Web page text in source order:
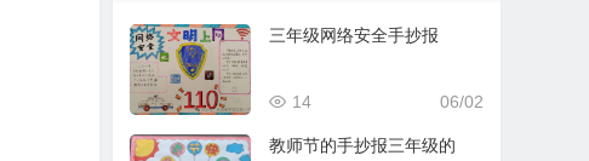
三年级网络安全手抄报
06/02
14
教师节的手抄报三年级的